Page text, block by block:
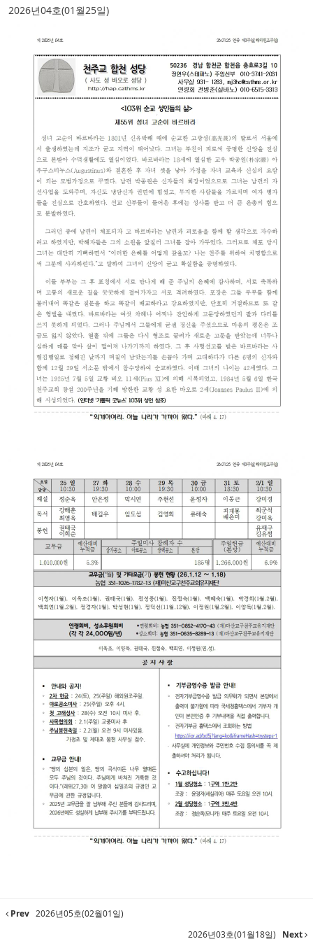
2026년04호(01월25일)
Prev 2026년05호(02월01일)
2026년03호(01월18일)
Next